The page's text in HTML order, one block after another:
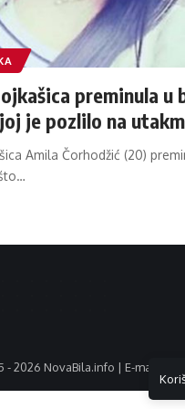
preminula u
je pozlilo na
Amila Čorhodžić (20)
…
- 2026 NovaBila.info | E-mail: